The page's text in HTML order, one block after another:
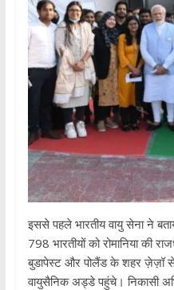
इससे पहले भारतीय वायु सेना ने
798 भारतीयों को रोमानिया की
बुडापेस्ट और पोलैंड के शहर ज़ेज़ॉ से
वायुसैनिक अड्डे पहुंचे। निकासी